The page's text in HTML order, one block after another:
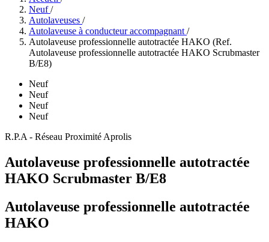
Neuf/
Autolaveuses /
Autolaveuse à conducteur accompagnant /
Autolaveuse professionnelle autotractée HAKO (Ref.
Autolaveuse professionnelle autotractée HAKO Scrubmaster
B/E8)
Neuf
Neuf
Neuf
Neuf
R.P.A - Réseau Proximité Aprolis
Autolaveuse professionnelle autotractée
HAKO Scrubmaster B/E8
Autolaveuse professionnelle autotractée
HAKO